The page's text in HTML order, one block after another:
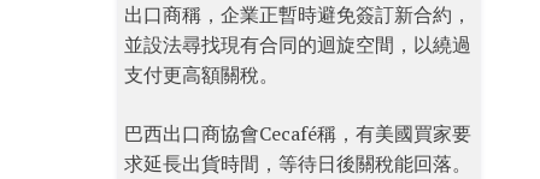
出口商稱，企業正暫時避免簽訂新合約，
並設法尋找現有合同的迴旋空間，以繞過
支付更高額關稅。
巴西出口商協會Cecafé稱，有美國買家要
求延長出貨時間，等待日後關稅能回落。